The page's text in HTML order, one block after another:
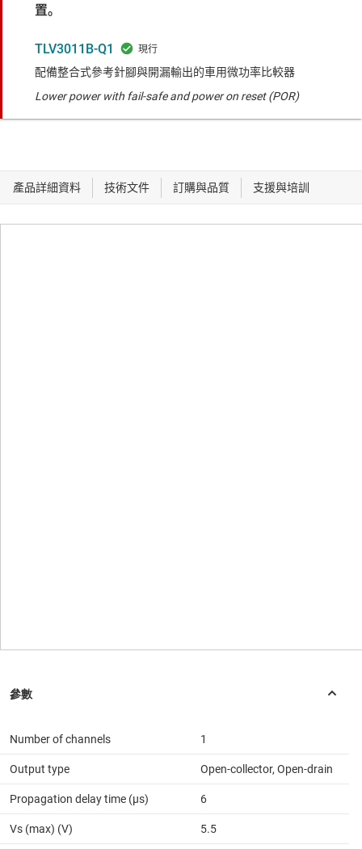
置。
TLV3011B-Q1
配備整合式參考針腳與開漏輸出的車用微功率比較器
Lower power with fail-safe and power on reset (POR)
Number of channels 1
Output type Open-collector, Open-drain
Propagation delay time (µs) 6
Vs (max) (V) 5.5